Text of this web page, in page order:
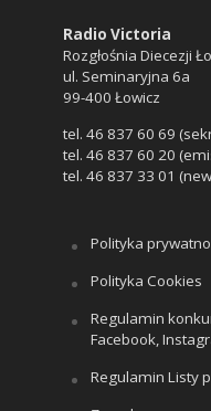
Radio Victoria
Rozgłośnia Diecezji
ul. Seminaryjna 6a
99-400 Łowicz
tel. 46 837 60 69
tel. 46 837 60 20
tel. 46 837 33 01
Polityka
Polityka Cookies
Regulamin
Facebook,
Regulamin Listy